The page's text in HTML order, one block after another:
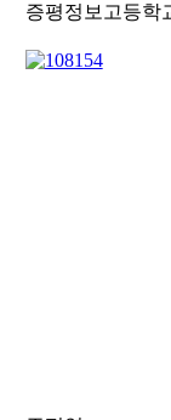
증평정보고등학